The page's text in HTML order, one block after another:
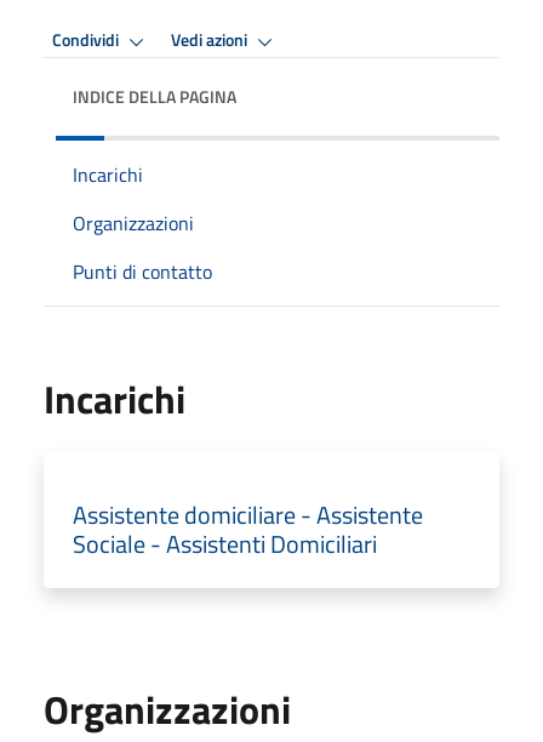
Condividi Vedi azioni
INDICE DELLA PAGINA
Incarichi
Organizzazioni
Punti di contatto
Incarichi
Assistente domiciliare - Assistente
Sociale - Assistenti Domiciliari
Organizzazioni